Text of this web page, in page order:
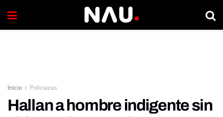
Inicio Policiacas
Hallan a hombre indigente sin